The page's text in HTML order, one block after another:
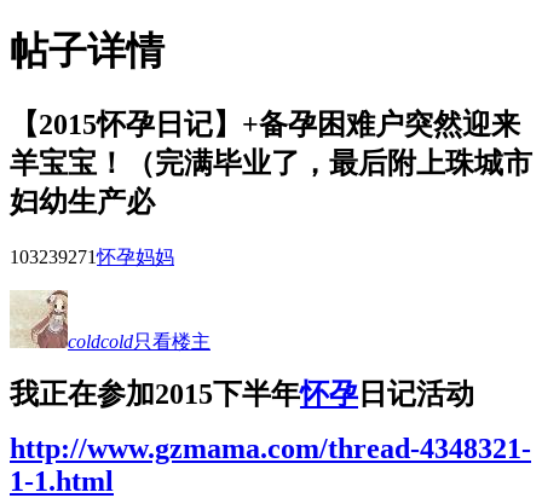
帖子详情
【2015怀孕日记】+备孕困难户突然迎来
羊宝宝！（完满毕业了，最后附上珠城市
妇幼生产必
103239271怀孕妈妈
coldcold只看楼主
我正在参加2015下半年怀孕 日记活动
http://www.gzmama.com/thread-4348321-
1-1.html